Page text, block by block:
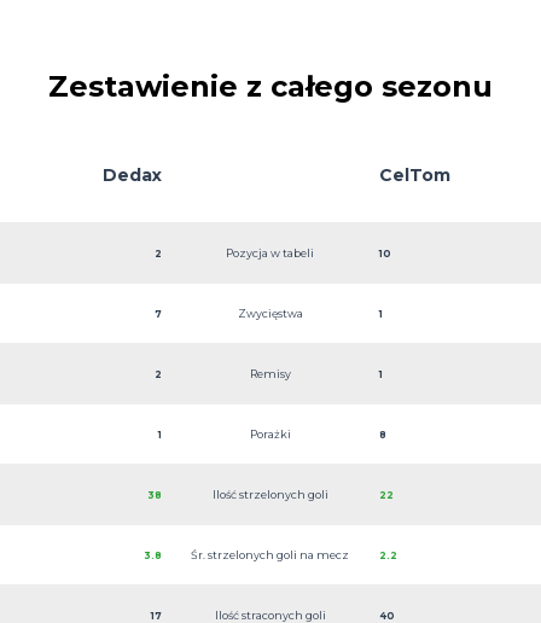
Zestawienie z całego sezonu
Dedax CelTom
2 Pozycja w tabeli 10
7 Zwycięstwa 1
2 Remisy 1
1 Porażki 8
38 Ilość strzelonych goli 22
3.8 Śr. strzelonych goli na mecz 2.2
17 Ilość straconych goli 40